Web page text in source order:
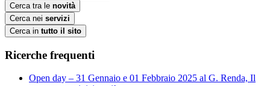
Cerca tra le novità
Cerca nei servizi
Cerca in tutto il sito
Ricerche frequenti
Open day – 31 Gennaio e 01 Febbraio 2025 al G. Renda, Il